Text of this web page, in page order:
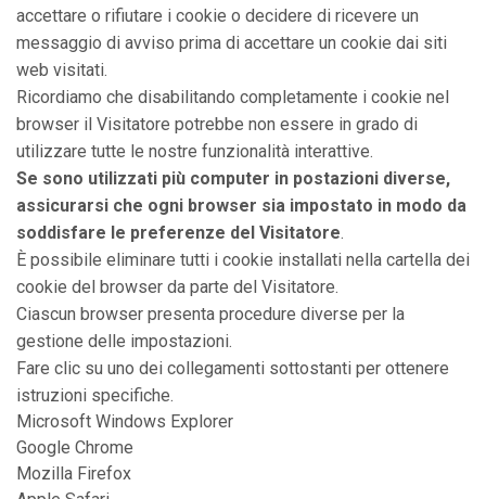
accettare o rifiutare i cookie o decidere di ricevere un
messaggio di avviso prima di accettare un cookie dai siti
web visitati.
Ricordiamo che disabilitando completamente i cookie nel
browser il Visitatore potrebbe non essere in grado di
utilizzare tutte le nostre funzionalità interattive.
Se sono utilizzati più computer in postazioni diverse,
assicurarsi che ogni browser sia impostato in modo da
soddisfare le preferenze del Visitatore.
È possibile eliminare tutti i cookie installati nella cartella dei
cookie del browser da parte del Visitatore.
Ciascun browser presenta procedure diverse per la
gestione delle impostazioni.
Fare clic su uno dei collegamenti sottostanti per ottenere
istruzioni specifiche.
Microsoft Windows Explorer
Google Chrome
Mozilla Firefox